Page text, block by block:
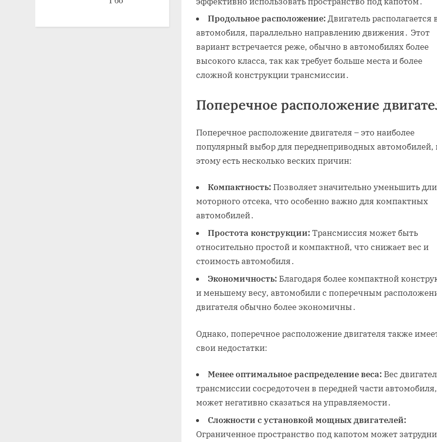
Продольное расположение: Двигатель располагается
автомобиля, параллельно направлению движения․ Этот
вариант встречается реже, обычно в автомобилях более
высокого класса, так как требует больше места и более
сложной конструкции трансмиссии․
Поперечное расположение
Поперечное расположение двигателя – это наиболее
популярный выбор для переднеприводных автомобилей,
этому есть несколько веских причин:
Компактность: Позволяет значительно уменьшить
моторного отсека, что особенно важно для компактных
автомобилей․
Простота конструкции: Трансмиссия может быть
относительно простой и компактной, что снижает вес и
стоимость автомобиля․
Экономичность: Благодаря более компактной
и меньшему весу, автомобили с поперечным
двигателя обычно более экономичны․
Однако, поперечное расположение двигателя также
свои недостатки:
Менее оптимальное распределение веса: Вес
трансмиссии сосредоточен в передней части
может негативно сказаться на управляемости․
Сложности с установкой мощных двигателей:
Ограниченное пространство под капотом может